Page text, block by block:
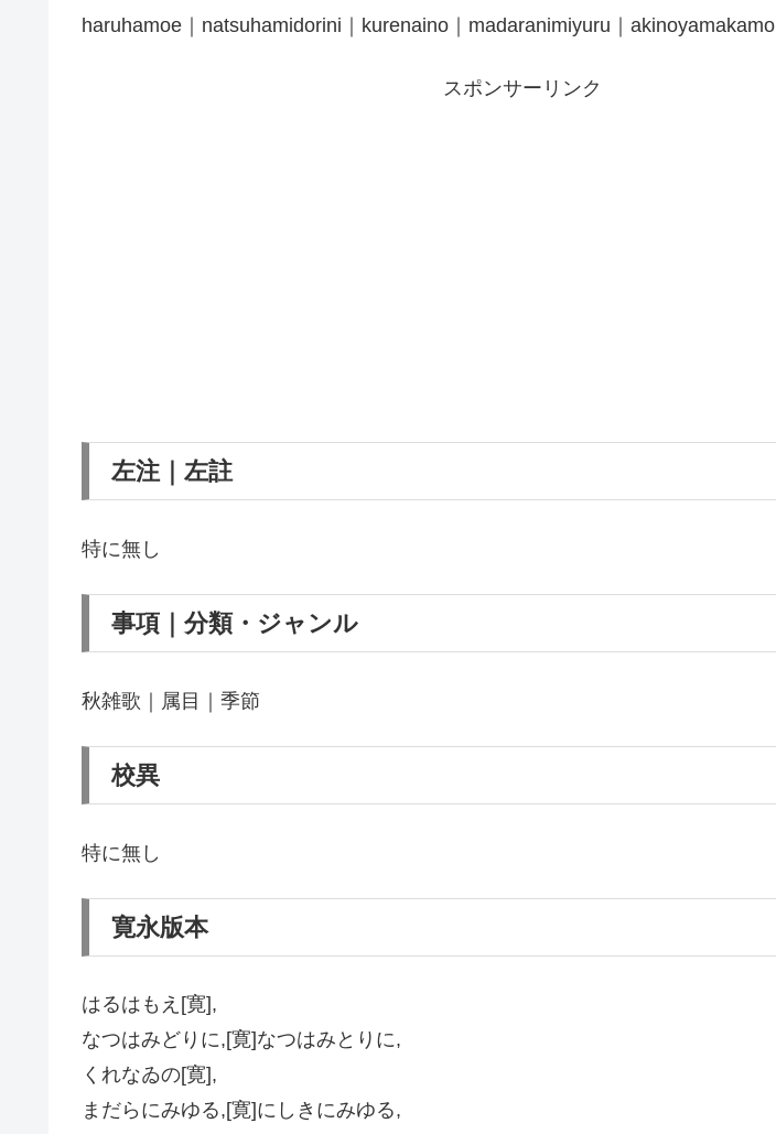
haruhamoe｜natsuhamidorini｜kurenaino｜madaranimiyuru｜akinoyamakamo
スポンサーリンク
左注｜左註
特に無し
事項｜分類・ジャンル
秋雑歌｜属目｜季節
校異
特に無し
寛永版本
はるはもえ[寛],
なつはみどりに,[寛]なつはみとりに,
くれなゐの[寛],
まだらにみゆる,[寛]にしきにみゆる,